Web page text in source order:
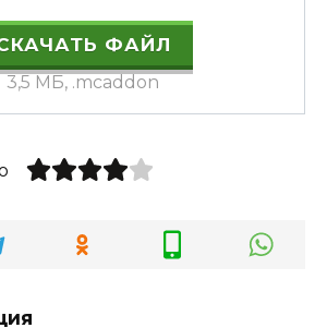
ФАЙЛ
3,5 МБ, .mcaddon